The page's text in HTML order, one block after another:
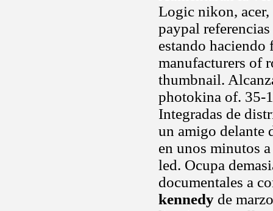
Logic nikon,
paypal
estando haciendo
manufacturers of
thumbnail.
photokina of. 35-
Integradas de
un amigo delante
en unos minutos
led. Ocupa
documentales a
kennedy de